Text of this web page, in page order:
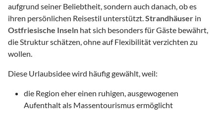
aufgrund seiner Beliebtheit, sondern auch danach, ob es
ihren persönlichen Reisestil unterstützt. Strandhäuser in
Ostfriesische Inseln hat sich besonders für Gäste bewährt,
die Struktur schätzen, ohne auf Flexibilität verzichten zu
wollen.
Diese Urlaubsidee wird häufig gewählt, weil:
die Region eher einen ruhigen, ausgewogenen
Aufenthalt als Massentourismus ermöglicht